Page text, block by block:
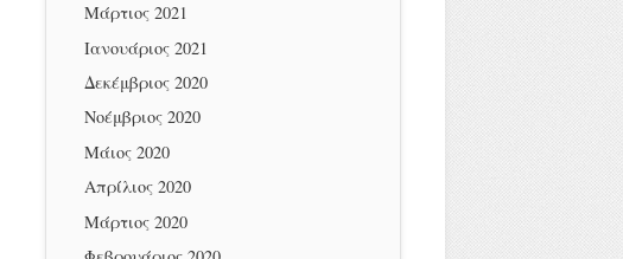
Μάρτιος 2021
Ιανουάριος 2021
Δεκέμβριος 2020
Νοέμβριος 2020
Μάιος 2020
Απρίλιος 2020
Μάρτιος 2020